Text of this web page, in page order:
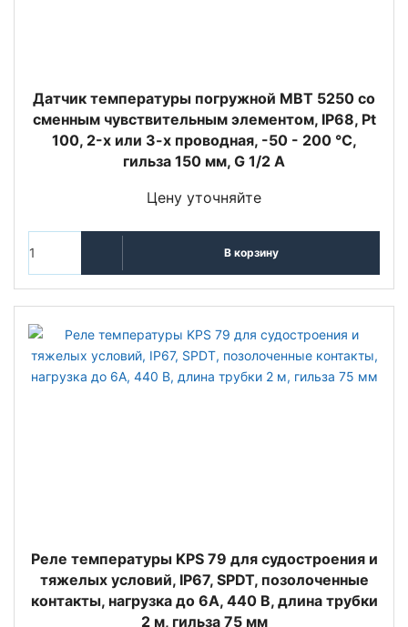
Датчик температуры погружной MBT 5250 со
сменным чувствительным элементом, IP68, Pt
100, 2-х или 3-х проводная, -50 - 200 °C,
гильза 150 мм, G 1/2 A
Цену уточняйте
В корзину
Реле температуры KPS 79 для судостроения и
тяжелых условий, IP67, SPDT, позолоченные
контакты, нагрузка до 6А, 440 В, длина трубки
2 м, гильза 75 мм